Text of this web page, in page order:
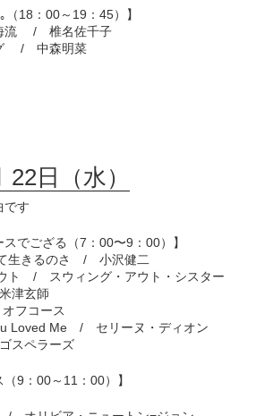
（18：00～19：45）】
流 / 椎名佐千子
/ 中森明菜
日（水）
です
スでござる（7：00〜9：00）】
生きるのさ / 小沢健二
ト / スウィング・アウト・シスター
津玄師
フコース
Loved Me / セリーヌ・ディオン
ペラーズ
（9：00～11：00）】